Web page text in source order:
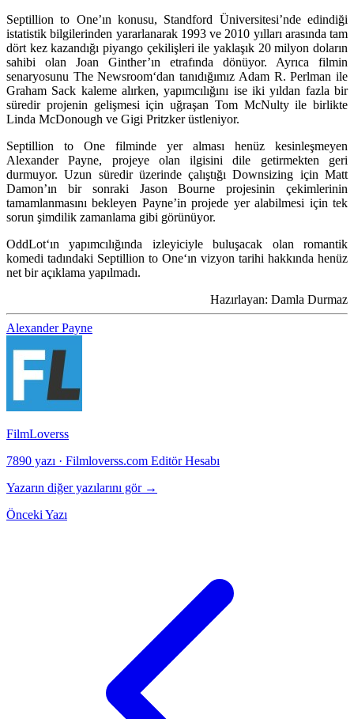
Septillion to One’ın konusu, Standford Üniversitesi’nde edindiği
istatistik bilgilerinden yararlanarak 1993 ve 2010 yılları arasında tam
dört kez kazandığı piyango çekilişleri ile yaklaşık 20 milyon doların
sahibi olan Joan Ginther’ın etrafında dönüyor. Ayrıca filmin
senaryosunu The Newsroom‘dan tanıdığımız Adam R. Perlman ile
Graham Sack kaleme alırken, yapımcılığını ise iki yıldan fazla bir
süredir projenin gelişmesi için uğraşan Tom McNultyile birlikte
Linda McDonough ve Gigi Pritzkerüstleniyor.
Septillion to One filminde yer alması henüz kesinleşmeyen
Alexander Payne, projeye olan ilgisini dile getirmekten geri
durmuyor. Uzun süredir üzerinde çalıştığı Downsizing için Matt
Damon’ın bir sonraki Jason Bourne projesinin çekimlerinin
tamamlanmasını bekleyen Payne’in projede yer alabilmesi için tek
sorun şimdilik zamanlama gibi görünüyor.
OddLot‘ın yapımcılığında izleyiciyle buluşacak olan romantik
komedi tadındaki Septillion to One‘ın vizyon tarihi hakkında henüz
net bir açıklama yapılmadı.
Hazırlayan: Damla Durmaz
Alexander Payne
FilmLoverss
7890 yazı · Filmloverss.com Editör Hesabı
Yazarın diğer yazılarını gör →
Önceki Yazı